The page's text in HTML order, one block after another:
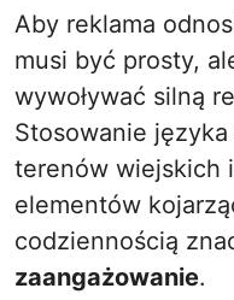
Aby reklama
musi być prosty,
wywoływać silną
Stosowanie
terenów wiejskich
elementów
codziennością
zaangażowanie.